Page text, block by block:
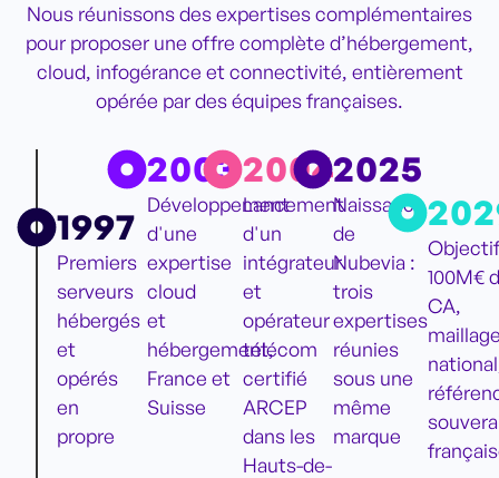
Nous réunissons des expertises complémentaires
pour proposer une offre complète d’hébergement,
cloud, infogérance et connectivité, entièrement
opérée par des équipes françaises.
1997
Premiers
serveurs
hébergés
et
opérés
en
propre
2003
Développement
d'une
expertise
cloud
et
hébergement,
France et
Suisse
2004
Lancement
d'un
intégrateur
et
opérateur
télécom
certifié
ARCEP
dans les
Hauts-de-
2025
Naissance
de
Nubevia :
trois
expertises
réunies
sous une
même
marque
100M€
CA,